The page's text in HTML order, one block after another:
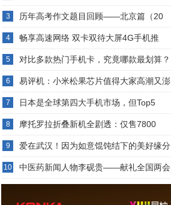
3 历年高考作文题目回顾——北京篇（20
4 畅享高速网络 双卡双待大屏4G手机推
5 对比多款热门手机卡，究竟哪款最划算？
6 易评机：小米松果芯片值得大家高潮又澎
7 日本是全球第四大手机市场，但Top5
8 摩托罗拉折叠新机全剧透：仅售7800
9 爱在武汉！因为如意馄饨结下的美好缘分
10 中医药新闻人物李砚贵——献礼全国两会